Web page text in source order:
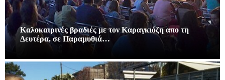
Καλοκαιρινές βραδιές με τον Καραγκιόζη απο τη
Δευτέρα, σε Παραμυθιά…